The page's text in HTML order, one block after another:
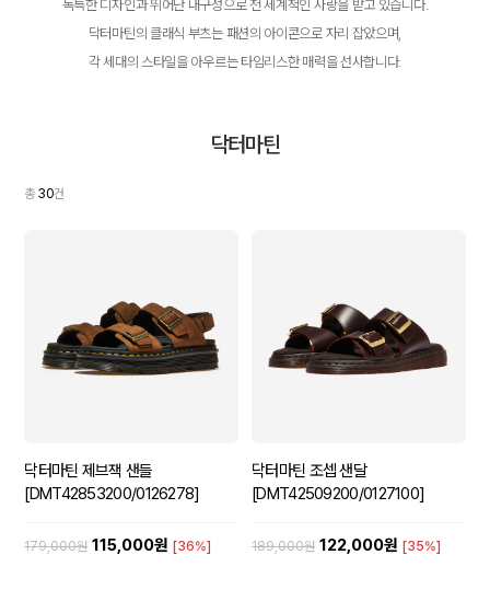
독특한 디자인과 뛰어난 내구성으로 전 세계적인 사랑을 받고 있습니다.
닥터마틴의 클래식 부츠는 패션의 아이콘으로 자리 잡았으며,
각 세대의 스타일을 아우르는 타임리스한 매력을 선사합니다.
닥터마틴
총 30건
닥터마틴 제브잭 샌들
[DMT42853200/0126278]
179,000원 115,000원 [36%]
닥터마틴 조셉 샌달
[DMT42509200/0127100]
189,000원 122,000원 [35%]